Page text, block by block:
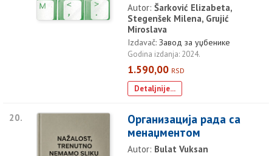
Autor: Šarković Elizabeta,
Stegenšek Milena, Grujić
Miroslava
Izdavač: Завод за уџбенике
Godina izdanja: 2024.
1.590,00 RSD
Detaljnije...
20.
Организација рада са
менаџментом
Autor: Bulat Vuksan